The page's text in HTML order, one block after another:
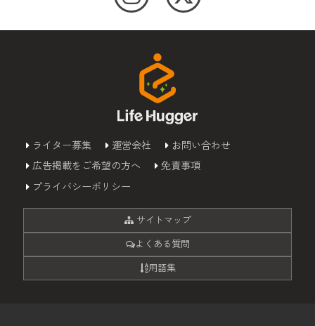
ライター募集 運営会社
お問い合わせ
広告掲載をご希望の方へ
免責事項
プライバシーポリシー
サイトマップ
よくある質問
用語集